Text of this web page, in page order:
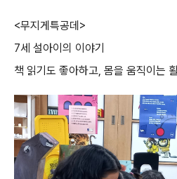
<무지게특공데>
7세 설아이의 이야기
책 읽기도 좋아하고, 몸을 움직이는